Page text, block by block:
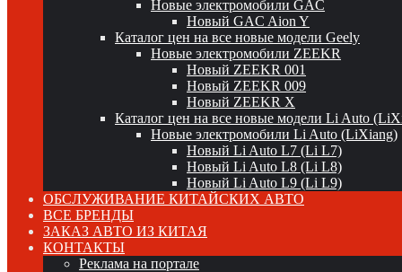
Новые электромобили GAC
Новый GAC Aion Y
Каталог цен на все новые модели Geely
Новые электромобили ZEEKR
Новый ZEEKR 001
Новый ZEEKR 009
Новый ZEEKR X
Каталог цен на все новые модели Li Auto
Новые электромобили Li Auto (LiXiang)
Новый Li Auto L7 (Li L7)
Новый Li Auto L8 (Li L8)
Новый Li Auto L9 (Li L9)
ОБСЛУЖИВАНИЕ КИТАЙСКИХ АВТО
ВСЕ БРЕНДЫ
ЗАКАЗ АВТО ИЗ КИТАЯ
КОНТАКТЫ
Реклама на портале